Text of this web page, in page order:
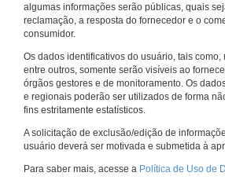
algumas informações serão públicas, quais
reclamação, a resposta do fornecedor e o
consumidor.
Os dados identificativos do usuário, tais como,
entre outros, somente serão visíveis ao
órgãos gestores e de monitoramento. Os
e regionais poderão ser utilizados de forma
fins estritamente estatísticos.
A solicitação de exclusão/edição de
usuário deverá ser motivada e submetida à
Para saber mais, acesse a Política de Uso de